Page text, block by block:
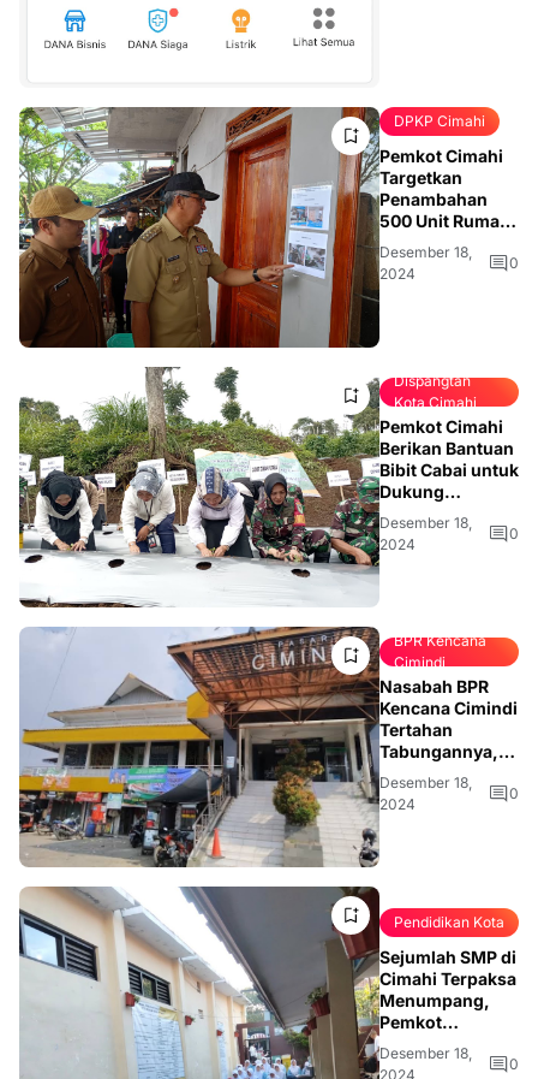
DPKP Cimahi
Pemkot Cimahi
Targetkan
Penambahan
500 Unit Rumah
Tidak Layak Huni
pada 2025
Desember 18,
2024
0
Dispangtan
Kota Cimahi
Pemkot Cimahi
Berikan Bantuan
Bibit Cabai untuk
Dukung
Ketahanan
Pangan dan
Pengendalian
Desember 18,
2024
0
BPR Kencana
Cimindi
Nasabah BPR
Kencana Cimindi
Tertahan
Tabungannya,
Koperasi Pasar
Cimindi Jadi
Alternatif
Desember 18,
2024
0
Pendidikan Kota
Sejumlah SMP di
Cimahi Terpaksa
Menumpang,
Pemkot
Berupaya Cari
Solusi
Desember 18,
2024
0